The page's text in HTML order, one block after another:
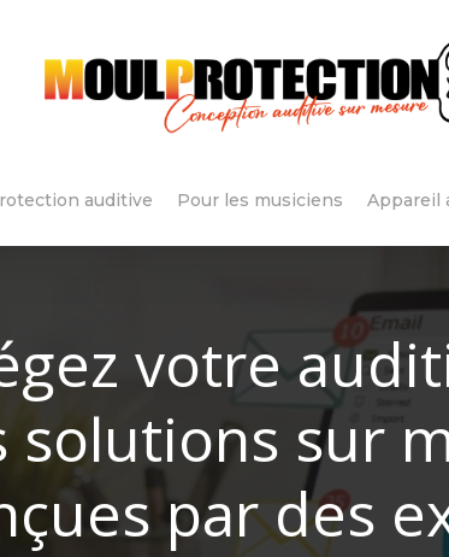
auditive Pour les musiciens Appareil
votre
solutions sur
par des